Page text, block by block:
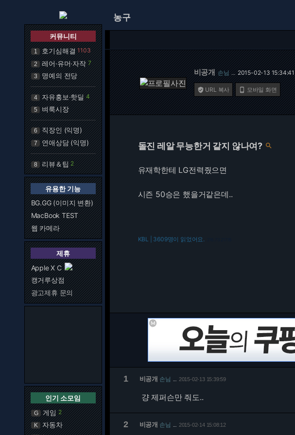
커뮤니티
1 호기심해결 1103
2 레어·유머·자작 7
3 명예의 전당
4 자유홍보·핫딜 4
5 벼룩시장
6 직장인 (익명)
7 연애상담 (익명)
8 리뷰＆팁 2
유용한 기능
BG.GG (이미지 변환)
MacBook TEST
웹 카메라
제휴
Apple X C
캥거루상점
광고제휴 문의
인기 소모임
G 게임 2
K 자동차
농구
비공개 손님 … 2015-02-13 15:34:41
 URL 복사  모바일 화면
돌진 레알 무능한거 같지 않나여? 
유재학한테 LG전력줬으면
시즌 50승은 했을거같은데..
KBL | 3609명이 읽었어요.
1 비공개 손님 2015-02-13 15:39:59
걍 제퍼슨만 줘도..
2 비공개 손님 2015-02-14 15:08:12